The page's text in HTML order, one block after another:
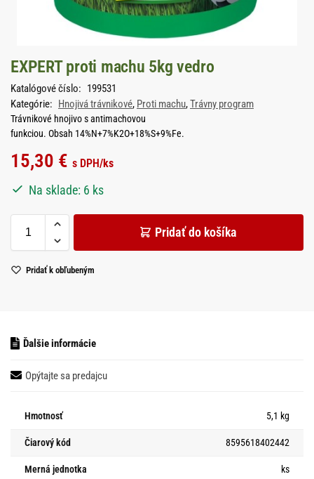
EXPERT proti machu 5kg vedro
Katalógové číslo: 199531
Kategórie: Hnojivá trávnikové, Proti machu,Trávny program
Trávnikové hnojivo s antimachovou
funkciou. Obsah 14%N+7%K2O+18%S+9%Fe.
15,30 € s DPH/ks
Na sklade: 6 ks
Pridať do košíka
Pridať k obľubeným
Ďalšie informácie
Opýtajte sa predajcu
Hmotnosť 5,1 kg
Čiarový kód 8595618402442
Merná jednotka ks